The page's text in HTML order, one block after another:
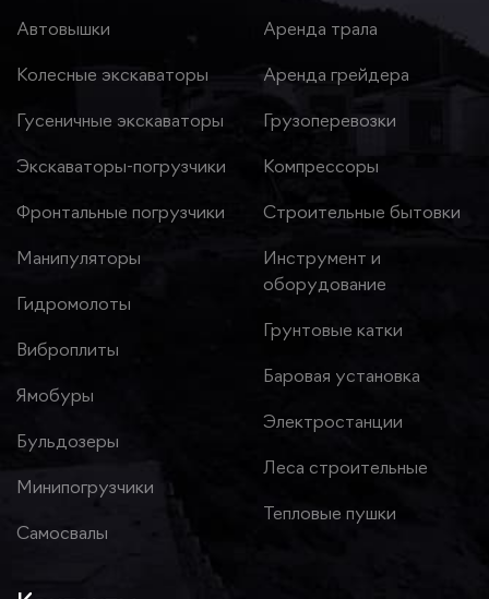
Автовышки
Колесные экскаваторы
Гусеничные экскаваторы
Экскаваторы-погрузчики
Фронтальные погрузчики
Манипуляторы
Гидромолоты
Виброплиты
Ямобуры
Бульдозеры
Минипогрузчики
Самосвалы
Аренда трала
Аренда грейдера
Грузоперевозки
Компрессоры
Строительные бытовки
Инструмент и
оборудование
Грунтовые катки
Баровая установка
Электростанции
Леса строительные
Тепловые пушки